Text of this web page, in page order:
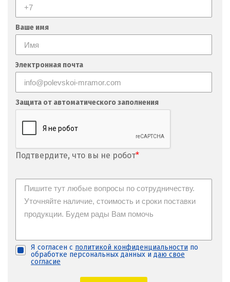
Ваше имя
Электронная почта
Защита от автоматического заполнения
Подтвердите, что вы не робот*
Я согласен с политикой конфиденциальности по
обработке персональных данных и даю свое
согласие